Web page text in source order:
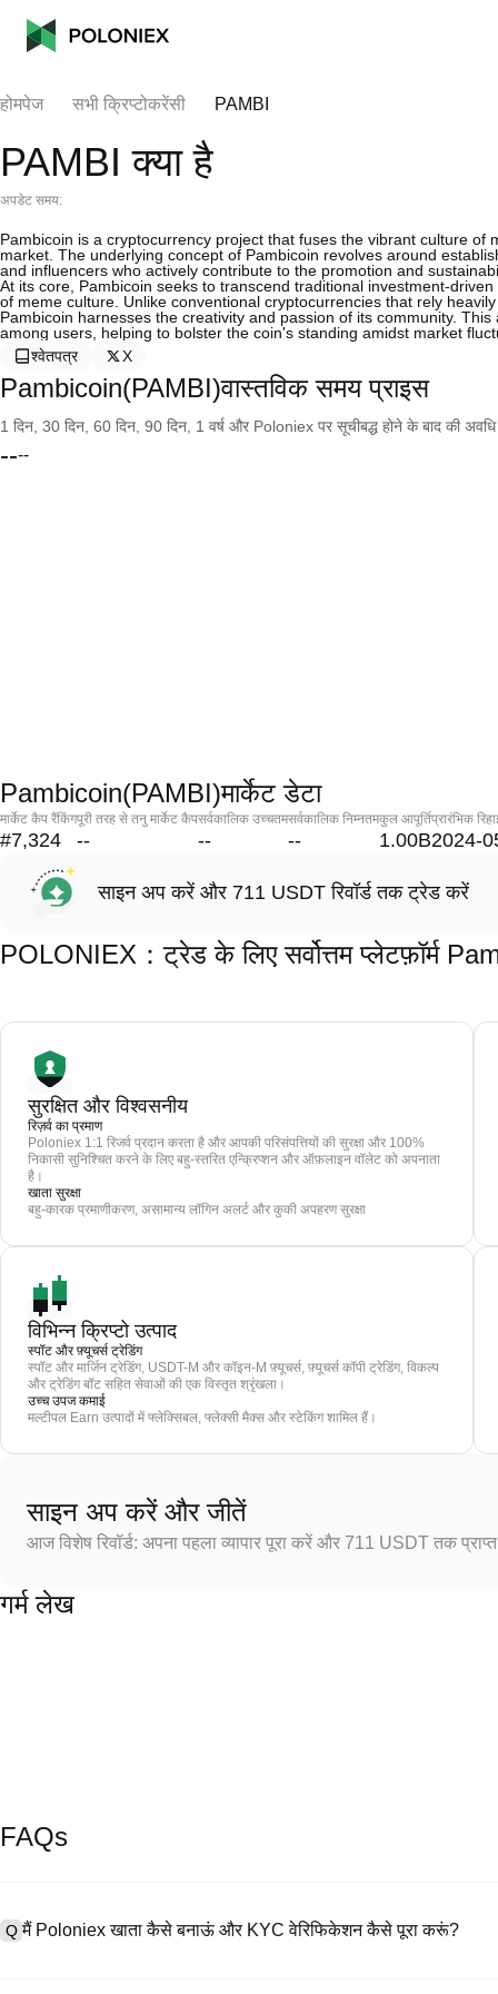
होमपेज सभी क्रिप्टोकरेंसी PAMBI
PAMBI क्या है
अपडेट समय:
Pambicoin is a cryptocurrency project that fuses the vibrant culture
market. The underlying concept of Pambicoin revolves around
and influencers who actively contribute to the promotion and
At its core, Pambicoin seeks to transcend traditional investment-
of meme culture. Unlike conventional cryptocurrencies that rely
Pambicoin harnesses the creativity and passion of its community.
among users, helping to bolster the coin's standing amidst market
श्वेतपत्र
X
Pambicoin(PAMBI)वास्तविक समय प्राइस
1 दिन, 30 दिन, 60 दिन, 90 दिन, 1 वर्ष और Poloniex पर सूचीबद्ध होने के बाद की
----
Pambicoin(PAMBI)मार्केट डेटा
मार्केट कैप रैंकिंग
#7,324
पूरी तरह से तनु मार्केट कैप
--
सर्वकालिक उच्चतम
--
सर्वकालिक निम्नतम
--
कुल आपूर्ति
1.00B
प्रारंभिक
2024-
साइन अप करें और 711 USDT रिवॉर्ड तक ट्रेड करें
POLONIEX：ट्रेड के लिए सर्वोत्तम प्लेटफ़ॉर्म
सुरक्षित और विश्वसनीय
रिज़र्व का प्रमाण
Poloniex 1:1 रिजर्व प्रदान करता है और आपकी परिसंपत्तियों की सुरक्षा और 100%
निकासी सुनिश्चित करने के लिए बहु-स्तरित एन्क्रिप्शन और ऑफ़लाइन वॉलेट को अपनाता
है।
खाता सुरक्षा
बहु-कारक प्रमाणीकरण, असामान्य लॉगिन अलर्ट और कुकी अपहरण सुरक्षा
विभिन्न क्रिप्टो उत्पाद
स्पॉट और फ़्यूचर्स ट्रेडिंग
स्पॉट और मार्जिन ट्रेडिंग, USDT-M और कॉइन-M फ़्यूचर्स, फ़्यूचर्स कॉपी ट्रेडिंग, विकल्प
और ट्रेडिंग बॉट सहित सेवाओं की एक विस्तृत श्रृंखला।
उच्च उपज कमाई
मल्टीपल Earn उत्पादों में फ्लेक्सिबल, फ्लेक्सी मैक्स और स्टेकिंग शामिल हैं।
साइन अप करें और जीतें
आज विशेष रिवॉर्ड: अपना पहला व्यापार पूरा करें और 711 USDT तक
गर्म लेख
FAQs
Q मैं Poloniex खाता कैसे बनाऊं और KYC वेरिफिकेशन कैसे पूरा करूं?